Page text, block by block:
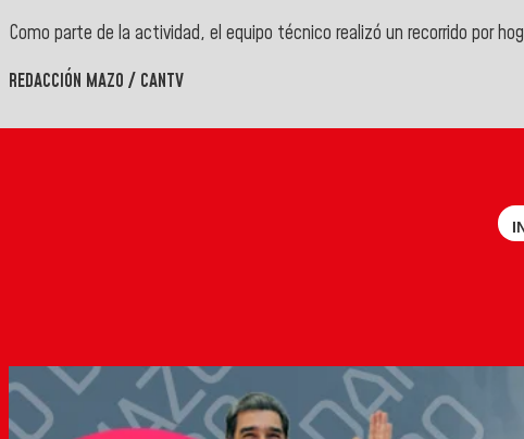
Como parte de la actividad, el equipo técnico realizó un recorrido por
REDACCIÓN MAZO / CANTV